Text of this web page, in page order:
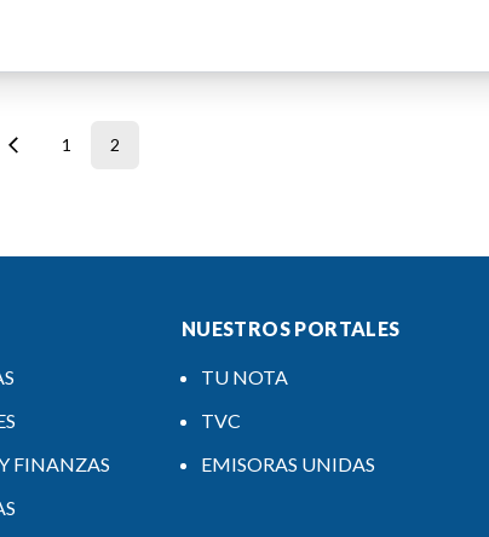
1 2
FINANZAS
NUESTROS PORTALES
TU NOTA
TVC
EMISORAS UNIDAS